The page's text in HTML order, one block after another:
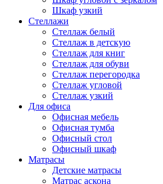
Шкаф узкий
Стеллажи
Стеллаж белый
Стеллаж в детскую
Стеллаж для книг
Стеллаж для обуви
Стеллаж перегородка
Стеллаж угловой
Стеллаж узкий
Для офиса
Офисная мебель
Офисная тумба
Офисный стол
Офисный шкаф
Матрасы
Детские матрасы
Матрас аскона